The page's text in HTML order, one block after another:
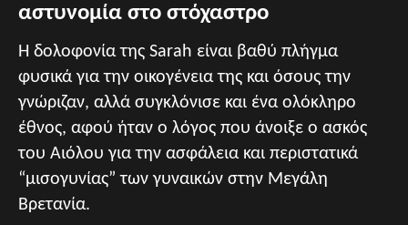
αστυνομία στο στόχαστρο
Η δολοφονία της Sarah είναι βαθύ πλήγμα
φυσικά για την οικογένεια της και όσους την
γνώριζαν, αλλά συγκλόνισε και ένα ολόκληρο
έθνος, αφού ήταν ο λόγος που άνοιξε ο ασκός
του Αιόλου για την ασφάλεια και περιστατικά
“μισογυνίας” των γυναικών στην Μεγάλη
Βρετανία.